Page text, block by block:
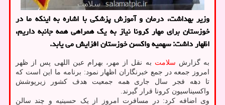
وزیر بهداشت، درمان و آموزش پزشکی با اشاره به اینکه ما در
خوزستان برای مهار کرونا نیاز به یک همراهی همه جانبه داریم،
اظهار داشت: سهمیه واکسن خوزستان افزایش می یابد.
به گزارش سلامت به نقل از مهر، بهرام عین اللهی پس از ظهر
امروز جمعه در جمع خبرنگاران اظهار نمود: برنامه ما این است که
تا دهه فجر سال جاری همه جمعیت هدف کشور زیرپوشش
واکسیناسیون کرونا قرار گیرند.
وی اضافه کرد: در مسافرت امروز از یک حسینیه و چند سالن